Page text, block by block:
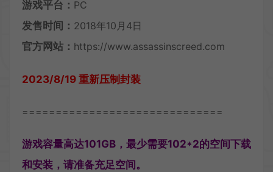
游戏平台： PC
发售时间： 2018年10月4日
官方网站： https://www.assassinscreed.com
2023/8/19 重新压制封装
==============================
游戏容量高达101GB，最少需要102*2的空间下载
和安装，请准备充足空间。